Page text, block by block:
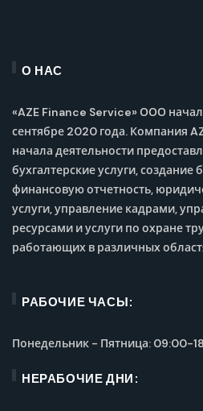
О НАС
«AZE Finance Service» ООО
сентябре 2020 года. Компания
начала деятельности
бухгалтерские услуги, создание
финансовую отчетность,
услуги, управление кадрами,
ресурсами и услуги по охране
работающих в различных
РАБОЧИЕ ЧАСЫ:
Понедельник - Пятница: 09:00-
НЕРАБОЧИЕ ДНИ: